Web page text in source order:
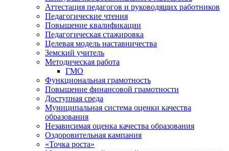
Аттестация педагогов и руководящих работников
Педагогические чтения
Повышение квалификации
Педагогическая стажировка
Целевая модель наставничества
Земский учитель
Методическая работа
ГМО
Функциональная грамотность
Повышение финансовой грамотности
Доступная среда
Муниципальная система оценки качества
образования
Независимая оценка качества образования
Оздоровительная кампания
«Точка роста»